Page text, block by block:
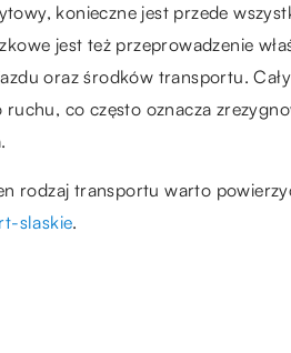
konieczne jest przede
jest też przeprowadzenie
oraz środków transportu.
co często oznacza
rodzaj transportu warto
slaskie.